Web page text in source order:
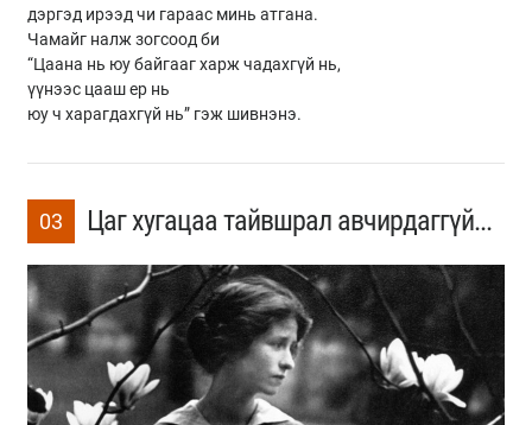
дэргэд ирээд чи гараас минь атгана.
Чамайг налж зогсоод би
“Цаана нь юу байгааг харж чадахгүй нь,
үүнээс цааш ер нь
юу ч харагдахгүй нь” гэж шивнэнэ.
03 Цаг хугацаа тайвшрал авчирдаггүй...